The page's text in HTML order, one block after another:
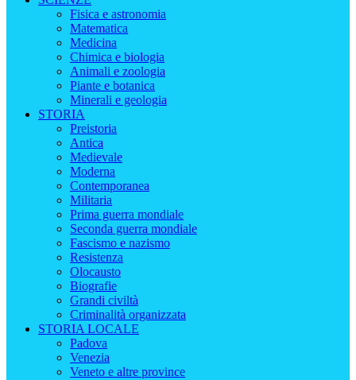
Fisica e astronomia
Matematica
Medicina
Chimica e biologia
Animali e zoologia
Piante e botanica
Minerali e geologia
STORIA
Preistoria
Antica
Medievale
Moderna
Contemporanea
Militaria
Prima guerra mondiale
Seconda guerra mondiale
Fascismo e nazismo
Resistenza
Olocausto
Biografie
Grandi civiltà
Criminalità organizzata
STORIA LOCALE
Padova
Venezia
Veneto e altre province